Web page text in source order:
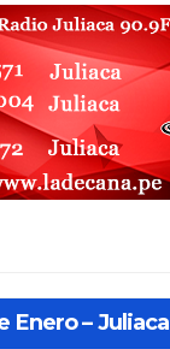
Enero – Juliaca